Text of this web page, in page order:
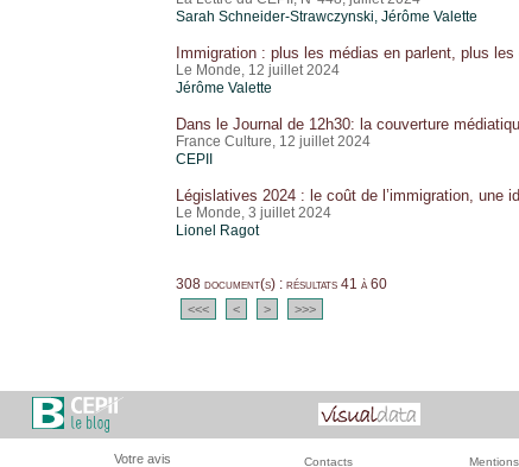
Sarah Schneider-Strawczynski, Jérôme Valette
Immigration : plus les médias en parlent, plus
Le Monde, 12 juillet 2024
Jérôme Valette
Dans le Journal de 12h30: la couverture
France Culture, 12 juillet 2024
CEPII
Législatives 2024 : le coût de l’immigration, une
Le Monde, 3 juillet 2024
Lionel Ragot
308 document(s) : résultats 41 à 60
<<< < > >>>
Votre avis Contacts